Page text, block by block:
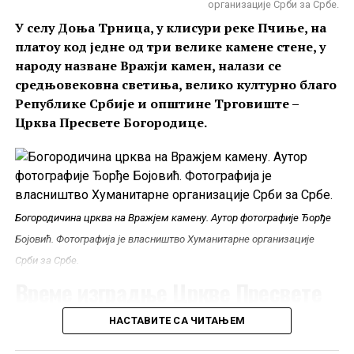
Фреска бугарског цара Михаила II Асена из Цркве Светих Архангела
Митрополита у Костуру, Грчка. Фотографија је преузета са
Википедије.
Архитектура Цркве Светог Петра у
Током векова Мирослављева задужбина јевише
пута дограђивана и преправљана.
његове мајке, прилажу властелинству Душанове
задужбине, односно замењују за цркву и имања у
Охриду.
Помињање Младенове породице у повељи и
истицање његовог ктиторства, које је морао
наследити од оца, упућују на то је да је
или треће деценије XIV века.
организације Срби за Србе.
У селу Доња Трница, у клисури реке Пчиње, на
платоу код једне од три велике камене стене, у
народу назване Вражји камен, налази се
средњовековна светиња, велико културно благо
Републике Србије и општине Трговиште –
Црква Пресвете Богородице.
Богородичина црква на Вражјем камену. Аутор фотографије Ђорђе
Бојовић. Фотографија је власништво Хуманитарне организације
Срби за Србе.
БогородицеНАСТАВИТЕ СА ЧИТАЊЕМ